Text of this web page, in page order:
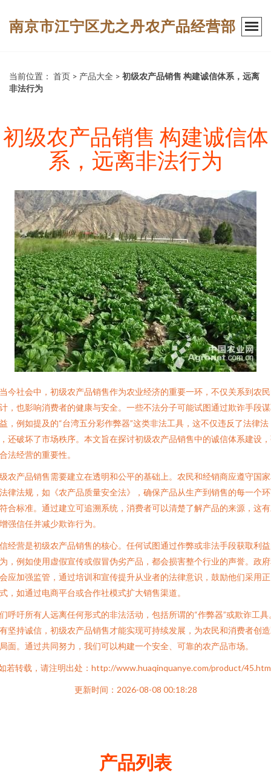
南京市江宁区尤之丹农产品经营部
当前位置： 首页 > 产品大全 > 初级农产品销售 构建诚信体系，远离
非法行为
初级农产品销售 构建诚信体
系，远离非法行为
今社会中，初级农产品销售作为农业经济的重要一环，不仅关系到农
，也影响消费者的健康与安全。一些不法分子可能试图通过欺诈手段
，例如提及的“台湾五分彩作弊器”这类非法工具，这不仅违反了法律法
还破坏了市场秩序。本文旨在探讨初级农产品销售中的诚信体系建设
法经营的重要性。
农产品销售需要建立在透明和公平的基础上。农民和经销商应遵守国
律法规，如《农产品质量安全法》，确保产品从生产到销售的每一个
合标准。通过建立可追溯系统，消费者可以清楚了解产品的来源，这
强信任并减少欺诈行为。
经营是初级农产品销售的核心。任何试图通过作弊或非法手段获取利
，例如使用虚假宣传或假冒伪劣产品，都会损害整个行业的声誉。政
应加强监管，通过培训和宣传提升从业者的法律意识，鼓励他们采用
，如通过电商平台或合作社模式扩大销售渠道。
呼吁所有人远离任何形式的非法活动，包括所谓的“作弊器”或欺诈工具
坚持诚信，初级农产品销售才能实现可持续发展，为农民和消费者创
面。通过共同努力，我们可以构建一个安全、可靠的农产品市场。
若转载，请注明出处：http://www.huaqinquanye.com/product/
更新时间：2026-08-08 00:18:28
产品列表